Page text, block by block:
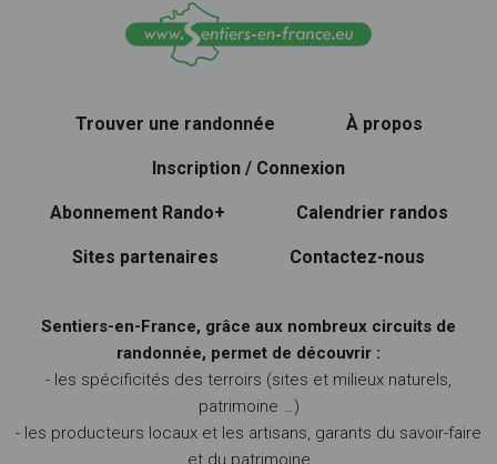
Trouver une randonnée À propos
Inscription / Connexion
Abonnement Rando+ Calendrier randos
Sites partenaires Contactez-nous
Sentiers-en-France, grâce aux nombreux circuits de
randonnée, permet de découvrir :
- les spécificités des terroirs (sites et milieux naturels,
patrimoine …)
- les producteurs locaux et les artisans, garants du savoir-faire
et du patrimoine